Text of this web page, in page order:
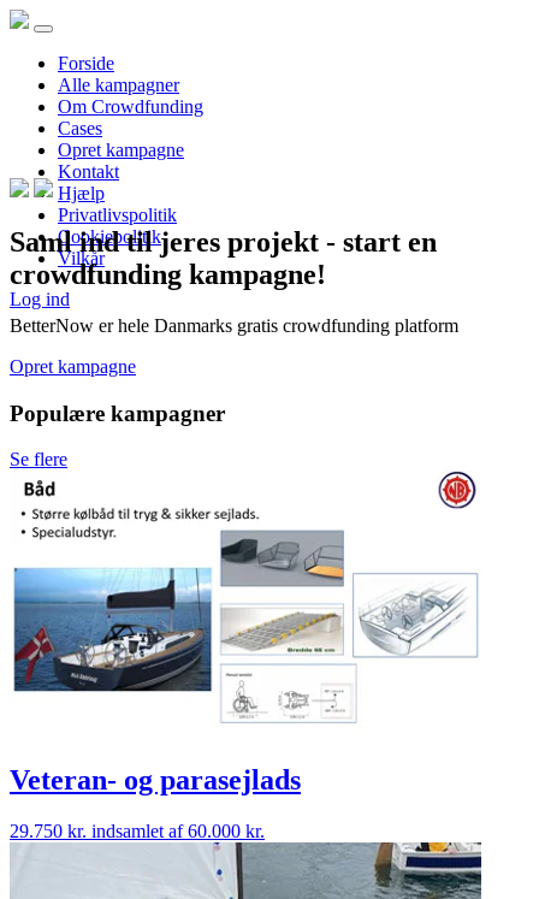
Forside
Alle kampagner
Om Crowdfunding
Cases
Opret kampagne
Kontakt
Hjælp
Privatlivspolitik
Cookiepolitik
Vilkår
Log ind
Saml ind til jeres projekt - start en
crowdfunding kampagne!
BetterNow er hele Danmarks gratis crowdfunding platform
Opret kampagne
Populære kampagner
Se flere
Veteran- og parasejlads
29.750 kr. indsamlet af 60.000 kr.